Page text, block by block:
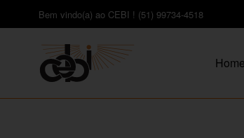
Bem vindo(a) ao CEBI ! (51) 99734-4518
Home